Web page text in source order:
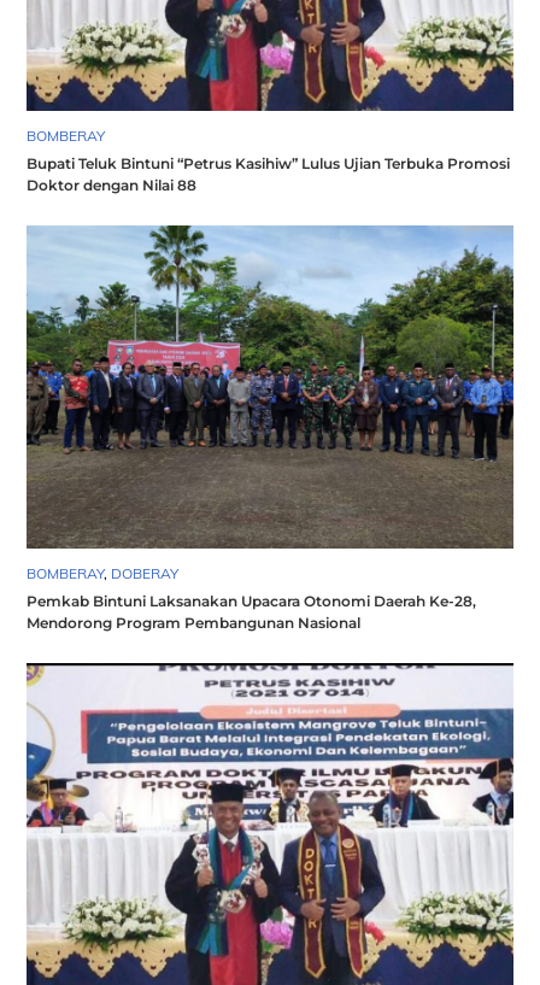
BOMBERAY
Bupati Teluk Bintuni “Petrus Kasihiw” Lulus Ujian Terbuka Promosi
Doktor dengan Nilai 88
BOMBERAY, DOBERAY
Pemkab Bintuni Laksanakan Upacara Otonomi Daerah Ke-28,
Mendorong Program Pembangunan Nasional